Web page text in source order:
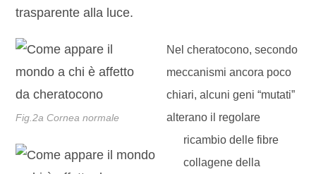
trasparente alla luce.
Fig.2a Cornea normale
Nel cheratocono, secondo
meccanismi ancora poco
chiari, alcuni geni “mutati”
alterano il regolare
ricambio delle fibre
collagene della